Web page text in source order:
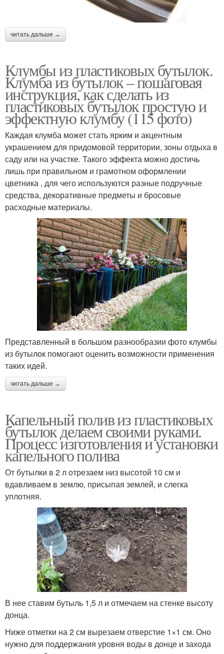
читать дальше →
Клумбы из пластиковых бутылок.
Клумба из бутылок – пошаговая
инструкция, как сделать из
пластиковых бутылок простую и
эффектную клумбу (115 фото)
Каждая клумба может стать ярким и акцентным
украшением для придомовой территории, зоны отдыха в
саду или на участке. Такого эффекта можно достичь
лишь при правильном и грамотном оформлении
цветника , для чего используются разные подручные
средства, декоративные предметы и бросовые
расходные материалы.
Представленный в большом разнообразии фото клумбы
из бутылок помогают оценить возможности применения
таких идей.
читать дальше →
Капельный полив из пластиковых
бутылок делаем своими руками.
Процесс изготовления и установки
капельного полива
От бутылки в 2 л отрезаем низ высотой 10 см и
вдавливаем в землю, присыпая землей, и слегка
уплотняя.
В нее ставим бутыль 1,5 л и отмечаем на стенке высоту
донца.
Ниже отметки на 2 см вырезаем отверстие 1×1 см. Оно
нужно для поддержания уровня воды в донце и захода